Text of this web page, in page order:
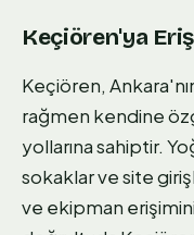
Keçiören'ya
Keçiören,
rağmen kendine
yollarına sahiptir.
sokaklar ve site
ve ekipman